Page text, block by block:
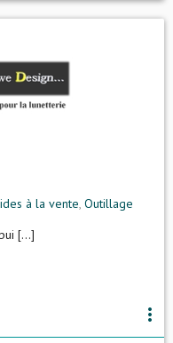
à la vente, Outillage
[...]
more_vert